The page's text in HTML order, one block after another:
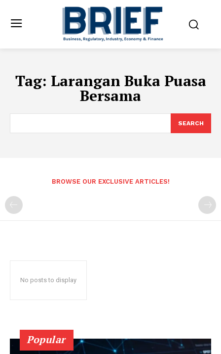
Tag: Larangan Buka Puasa
Bersama
SEARCH
BROWSE OUR EXCLUSIVE ARTICLES!
No posts to display
Popular